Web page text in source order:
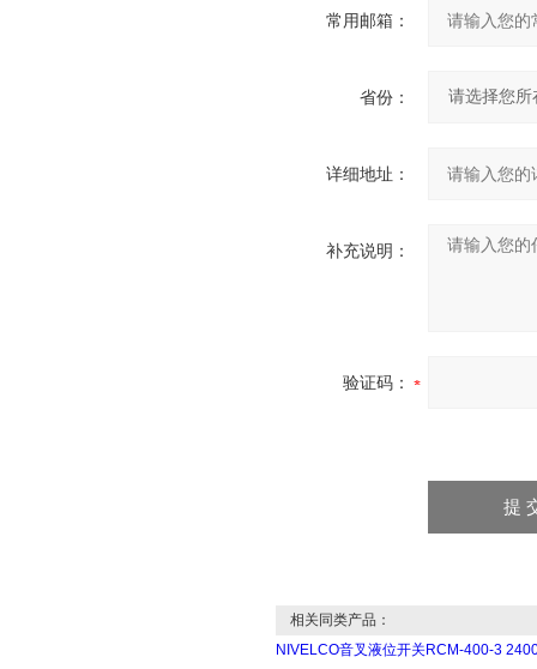
常用邮箱：
省份：
详细地址：
补充说明：
验证码：
相关同类产品：
NIVELCO音叉液位开关RCM-400-3